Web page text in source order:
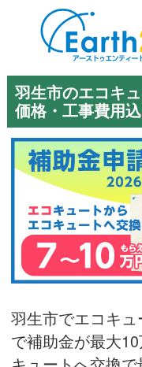
羽生市のエコキ
価格・工事費用込
羽生市でエコキ
で補助金が最大